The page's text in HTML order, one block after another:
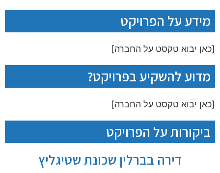
מידע על הפרויקט
[כאן יבוא טקסט על החברה]
מדוע להשקיע בפרויקט?
[כאן יבוא טקסט על החברה]
ביקורות על הפרויקט
דירה בברלין שכונת שטיגליץ